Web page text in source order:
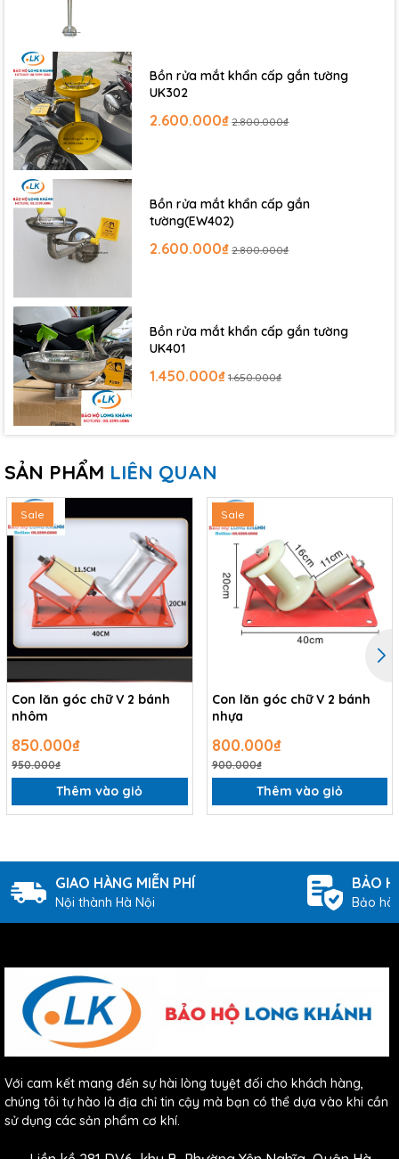
Bồn rửa mắt khẩn cấp gắn tường
UK302
2.600.000₫ 2.800.000₫
Bồn rửa mắt khẩn cấp gắn
tường(EW402)
2.600.000₫ 2.800.000₫
Bồn rửa mắt khẩn cấp gắn tường
UK401
1.450.000₫ 1.650.000₫
SẢN PHẨM LIÊN QUAN
Sale
Con lăn góc chữ V 2 bánh
nhôm
850.000₫
950.000₫
Thêm vào giỏ
Sale
Con lăn góc chữ V 2 bánh
nhựa
800.000₫
900.000₫
Thêm vào giỏ
GIAO HÀNG MIỄN PHÍ
Nội thành Hà Nội
BẢO
Bảo
Với cam kết mang đến sự hài lòng tuyệt đối cho khách hàng,
chúng tôi tự hào là địa chỉ tin cậy mà bạn có thể dựa vào khi cần
sử dụng các sản phẩm cơ khí.